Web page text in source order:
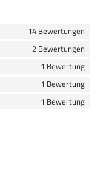
14 Bewertungen
2 Bewertungen
1 Bewertung
1 Bewertung
1 Bewertung